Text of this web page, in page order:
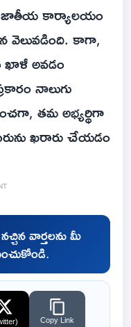
జాతీయ కార్యాలయం
వెలువడింది. కాగా,
ఖాళీ అవడం
నాలుగు
తమ అభ్యర్థిగా
ఖరారు చేయడం
వార్తలను మీ
Copy Link